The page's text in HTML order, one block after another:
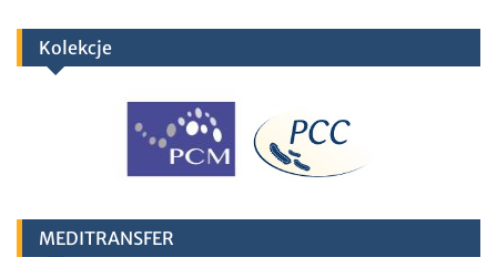
Kolekcje
MEDITRANSFER